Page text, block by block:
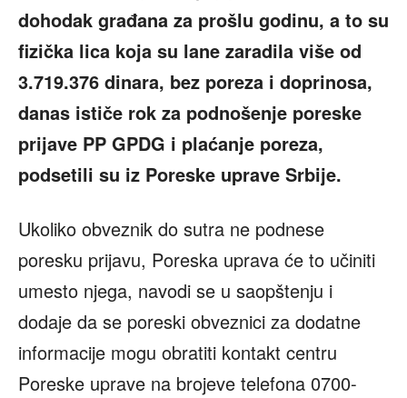
dohodak građana za prošlu godinu, a to su
fizička lica koja su lane zaradila više od
3.719.376 dinara, bez poreza i doprinosa,
danas ističe rok za podnošenje poreske
prijave PP GPDG i plaćanje poreza,
podsetili su iz Poreske uprave Srbije.
Ukoliko obveznik do sutra ne podnese
poresku prijavu, Poreska uprava će to učiniti
umesto njega, navodi se u saopštenju i
dodaje da se poreski obveznici za dodatne
informacije mogu obratiti kontakt centru
Poreske uprave na brojeve telefona 0700-